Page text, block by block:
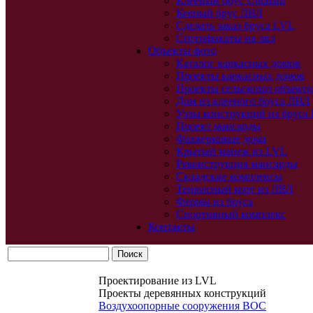
Кееный брус ЛВЛ
Сделать заказ бруса LVL
Сертификаты на лвл
Объекты фото
Каталог каркасных домов
Проекты каркасных домов
Проекты сельскохоз
Дом из клееного бруса ЛВЛ
Узлы конструкций из бруса
Проект мансарды
Фахверковые дома
Крытый манеж из LVL
Реконструкция мансарды
Складские комплексы
Теннисный корт из ЛВЛ
Фермы из бруса
Спортивный комплекс
Контакты
Проектирование из LVL
Проекты деревянных конструкций
Воздухоопорные сооружения ВОС